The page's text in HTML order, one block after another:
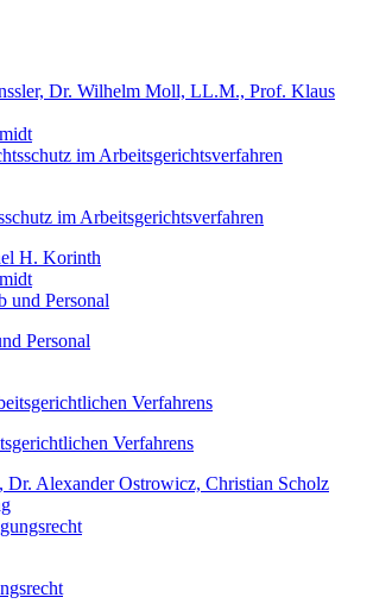
Dr. Wilhelm Moll, LL.M., Prof. Klaus
im Arbeitsgerichtsverfahren
H. Korinth
Personal
Verfahrens
Alexander Ostrowicz, Christian Scholz